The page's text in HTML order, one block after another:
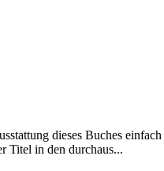
dieses Buches
Titel in den durchaus...